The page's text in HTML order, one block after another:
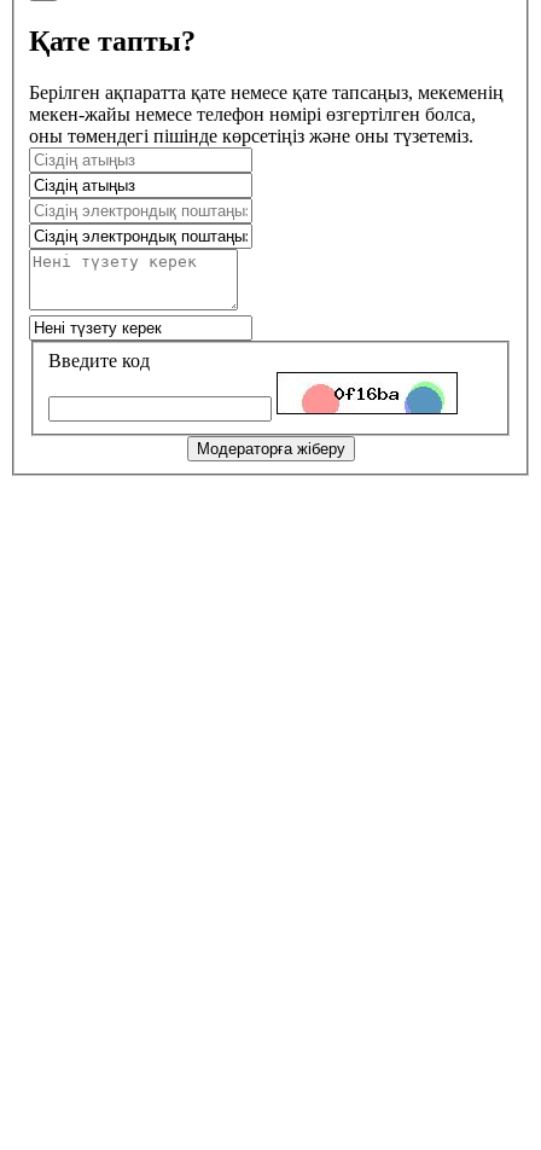
Қате тапты?
Берілген ақпаратта қате немесе қате тапсаңыз, мекеменің
мекен-жайы немесе телефон нөмірі өзгертілген болса,
оны төмендегі пішінде көрсетіңіз және оны түзетеміз.
Введите код
Модераторға жіберу